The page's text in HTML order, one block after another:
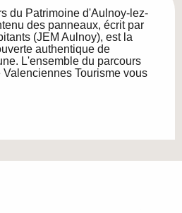
du Patrimoine d'Aulnoy-lez-
des panneaux, écrit par
(JEM Aulnoy), est la
authentique de
L'ensemble du parcours
Tourisme vous